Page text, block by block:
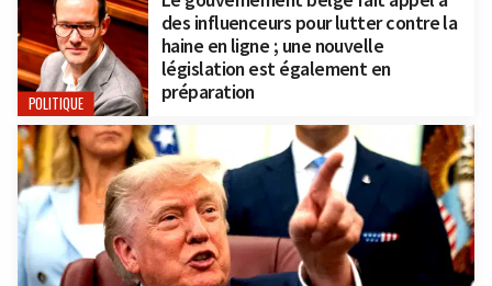
POLITIQUE
des influenceurs pour lutter contre la
haine en ligne ; une nouvelle
législation est également en
préparation